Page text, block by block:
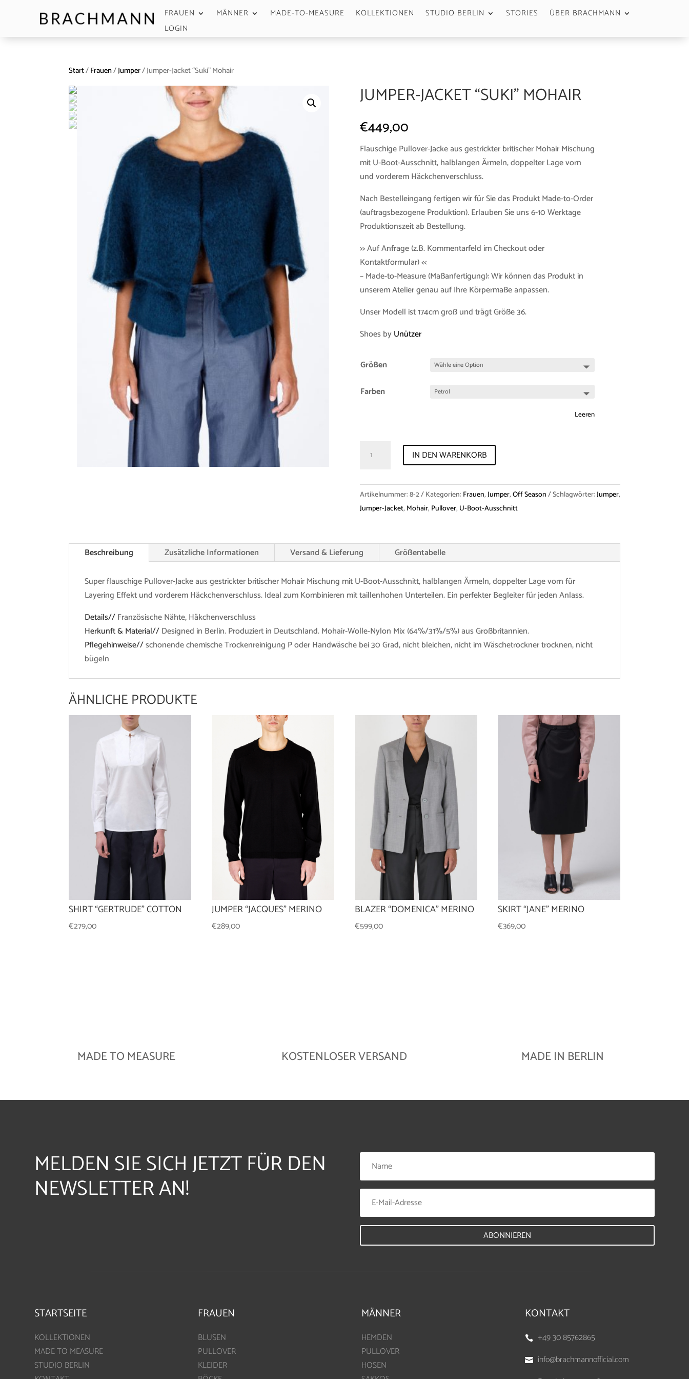
FRAUEN MÄNNER MADE-TO-MEASURE KOLLEKTIONEN STUDIO BERLIN STORIES
ÜBER BRACHMANN
LOGIN
Start/Frauen/Jumper/ Jumper-Jacket “Suki” Mohair
JUMPER-JACKET “SUKI” MOHAIR
€449,00
Flauschige Pullover-Jacke aus gestrickter britischer Mohair Mischung
mit U-Boot-Ausschnitt, halblangen Ärmeln, doppelter Lage vorn
und vorderem Häckchenverschluss.
Nach Bestelleingang fertigen wir für Sie das Produkt Made-to-Order
(auftragsbezogene Produktion). Erlauben Sie uns 6-10 Werktage
Produktionszeit ab Bestellung.
>> Auf Anfrage (z.B. Kommentarfeld im Checkout oder
Kontaktformular) <<
– Made-to-Measure (Maßanfertigung): Wir können das Produkt in
unserem Atelier genau auf Ihre Körpermaße anpassen.
Unser Modell ist 174cm groß und trägt Größe 36.
Shoes byUnützer
Größen
Farben
Leeren
Jacket
Mohair
Menge
IN DEN WARENKORB
Artikelnummer:8-2 Kategorien: Frauen,Jumper,Off Season Schlagwörter:Jumper,
Jumper-Jacket, Mohair, Pullover, U-Boot-Ausschnitt
Beschreibung Zusätzliche Informationen Versand & Lieferung Größentabelle
Super flauschige Pullover-Jacke aus gestrickter britischer Mohair Mischung mit U-Boot-Ausschnitt, halblangen Ärmeln, doppelter Lage vorn für
Layering Effekt und vorderem Häckchenverschluss. Ideal zum Kombinieren mit taillenhohen Unterteilen. Ein perfekter Begleiter für jeden Anlass.
Details//Französische Nähte, Häkchenverschluss
Herkunft & Material//Designed in Berlin. Produziert in Deutschland. Mohair-Wolle-Nylon Mix (64%/31%/5%) aus Großbritannien.
Pflegehinweise//schonende chemische Trockenreinigung P oder Handwäsche bei 30 Grad, nicht bleichen, nicht im Wäschetrockner trocknen, nicht
bügeln
ÄHNLICHE PRODUKTE
SHIRT “GERTRUDE” COTTON
€279,00
JUMPER “JACQUES” MERINO
€289,00
BLAZER “DOMENICA” MERINO
€599,00
SKIRT “JANE” MERINO
€369,00
MADE TO MEASURE KOSTENLOSER VERSAND MADE IN BERLIN
MELDEN SIE SICH JETZT FÜR DEN
NEWSLETTER AN!
ABONNIEREN
STARTSEITE
KOLLEKTIONEN
MADE TO MEASURE
STUDIO BERLIN
FRAUEN
BLUSEN
PULLOVER
KLEIDER
MÄNNER
HEMDEN
PULLOVER
HOSEN
KONTAKT
 +49 30 85762865

info@brachmannofficial.com